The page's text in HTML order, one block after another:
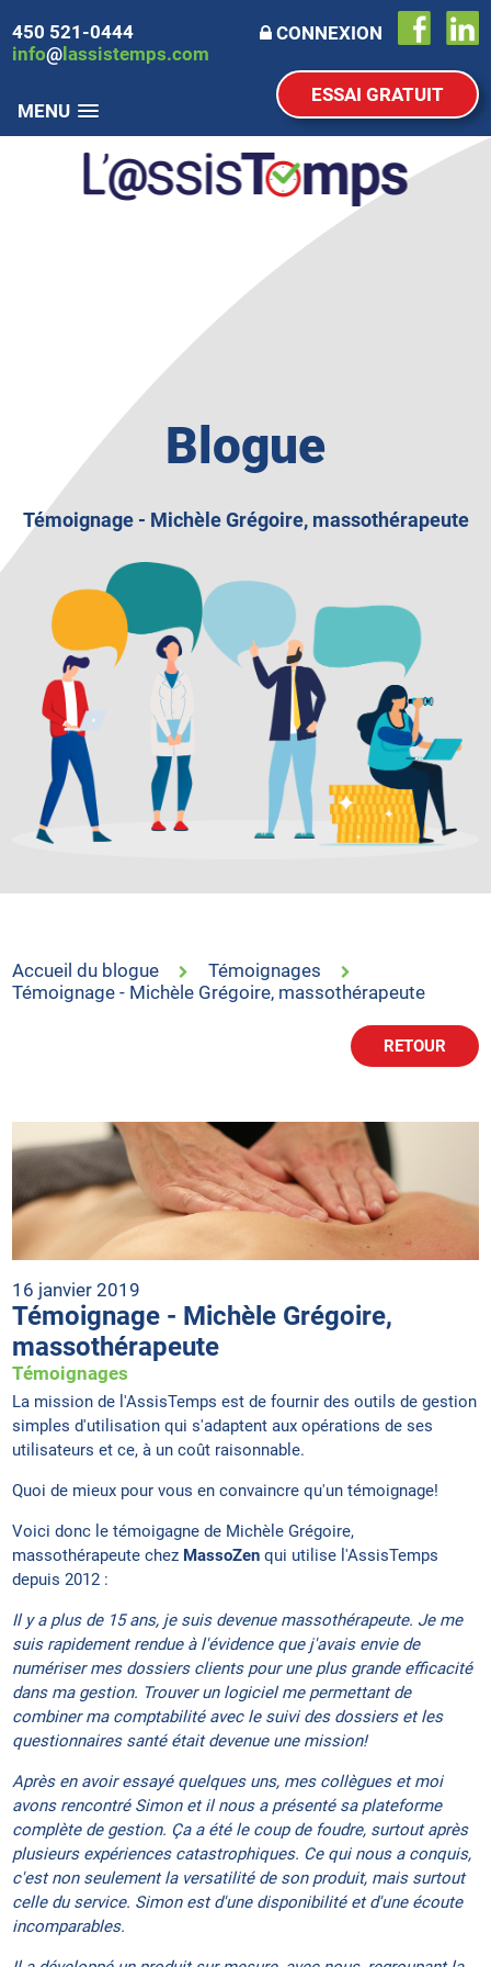
450 521-0444
info@ lassistemps.com
CONNEXION
ESSAI GRATUIT
MENU
Blogue
Témoignage - Michèle Grégoire, massothérapeute
Accueil du blogue
Témoignages
Témoignage - Michèle Grégoire, massothérapeute
RETOUR
16 janvier 2019
Témoignage - Michèle Grégoire,
massothérapeute
Témoignages
La mission de l'AssisTemps est de fournir des outils de gestion
simples d'utilisation qui s'adaptent aux opérations de ses
utilisateurs et ce, à un coût raisonnable.
Quoi de mieux pour vous en convaincre qu'un témoignage!
Voici donc le témoigagne de Michèle Grégoire,
massothérapeute chez MassoZenqui utilise l'AssisTemps
depuis 2012 :
Il y a plus de 15 ans, je suis devenue massothérapeute. Je me
suis rapidement rendue à l'évidence que j'avais envie de
numériser mes dossiers clients pour une plus grande efficacité
dans ma gestion. Trouver un logiciel me permettant de
combiner ma comptabilité avec le suivi des dossiers et les
questionnaires santé était devenue une mission!
Après en avoir essayé quelques uns, mes collègues et moi
avons rencontré Simon et il nous a présenté sa plateforme
complète de gestion. Ça a été le coup de foudre, surtout après
plusieurs expériences catastrophiques. Ce qui nous a conquis,
c'est non seulement la versatilité de son produit, mais surtout
celle du service. Simon est d'une disponibilité et d'une écoute
incomparables.